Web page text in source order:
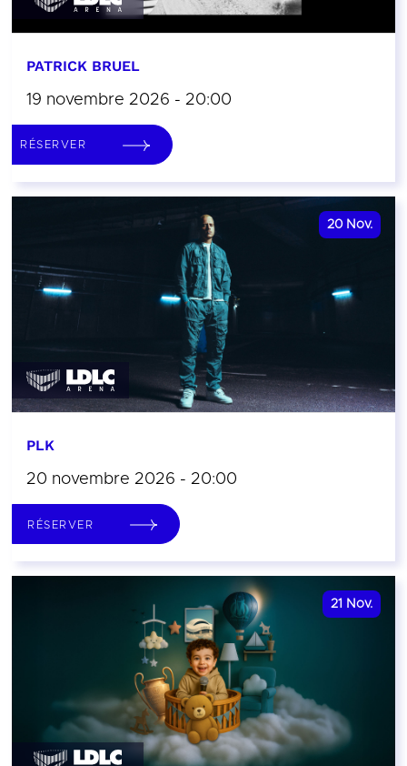
PATRICK BRUEL
19 novembre 2026 - 20:00
RÉSERVER
20 Nov.
PLK
20 novembre 2026 - 20:00
RÉSERVER
21 Nov.